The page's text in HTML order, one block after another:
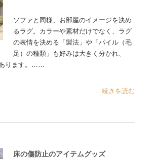
ソファと同様、お部屋のイメージを決め
るラグ。カラーや素材だけでなく、ラグ
の表情を決める「製法」や「パイル（毛
足）の種類」も好みは大きく分かれ、
ります。……
...続きを読む
床の傷防止のアイテムグッズ